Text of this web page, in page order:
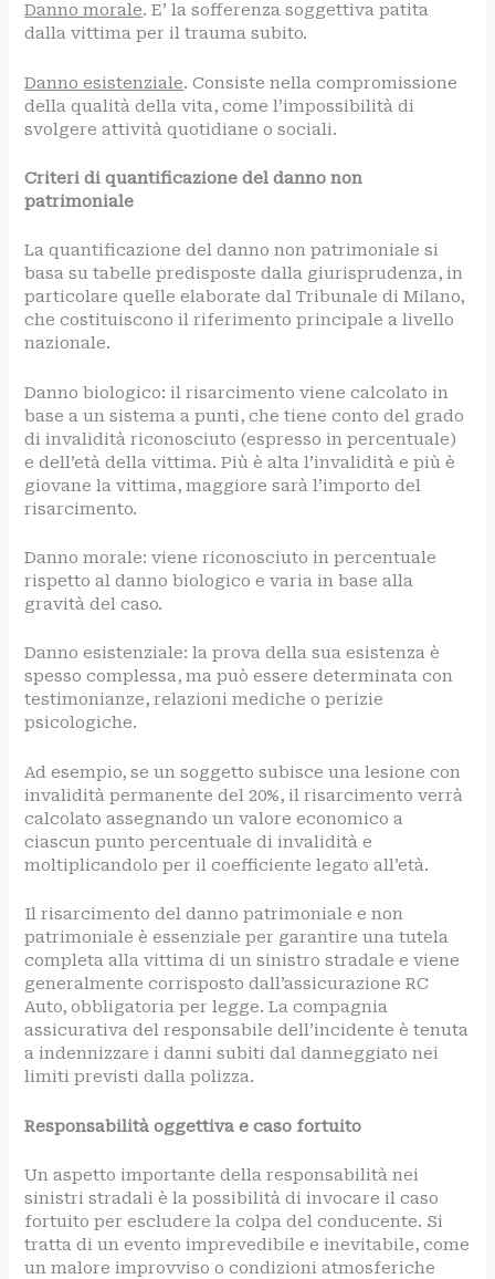
Danno morale. E’ la sofferenza soggettiva patita
dalla vittima per il trauma subito.
Danno esistenziale. Consiste nella compromissione
della qualità della vita, come l’impossibilità di
svolgere attività quotidiane o sociali.
Criteri di quantificazione del danno non
patrimoniale
La quantificazione del danno non patrimoniale si
basa su tabelle predisposte dalla giurisprudenza, in
particolare quelle elaborate dal Tribunale di Milano,
che costituiscono il riferimento principale a livello
nazionale.
Danno biologico: il risarcimento viene calcolato in
base a un sistema a punti, che tiene conto del grado
di invalidità riconosciuto (espresso in percentuale)
e dell’età della vittima. Più è alta l’invalidità e più è
giovane la vittima, maggiore sarà l’importo del
risarcimento.
Danno morale: viene riconosciuto in percentuale
rispetto al danno biologico e varia in base alla
gravità del caso.
Danno esistenziale: la prova della sua esistenza è
spesso complessa, ma può essere determinata con
testimonianze, relazioni mediche o perizie
psicologiche.
Ad esempio, se un soggetto subisce una lesione con
invalidità permanente del 20%, il risarcimento verrà
calcolato assegnando un valore economico a
ciascun punto percentuale di invalidità e
moltiplicandolo per il coefficiente legato all’età.
Il risarcimento del danno patrimoniale e non
patrimoniale è essenziale per garantire una tutela
completa alla vittima di un sinistro stradale e viene
generalmente corrisposto dall’assicurazione RC
Auto, obbligatoria per legge. La compagnia
assicurativa del responsabile dell’incidente è tenuta
a indennizzare i danni subiti dal danneggiato nei
limiti previsti dalla polizza.
Responsabilità oggettiva e caso fortuito
Un aspetto importante della responsabilità nei
sinistri stradali è la possibilità di invocare il caso
fortuito per escludere la colpa del conducente. Si
tratta di un evento imprevedibile e inevitabile, come
un malore improvviso o condizioni atmosferiche